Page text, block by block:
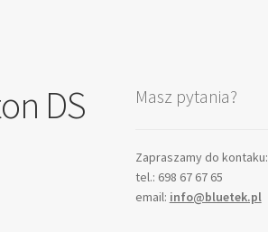
DS
Masz pytania?
Zapraszamy do kontaku:
tel.: 698 67 67 65
email: info@bluetek.pl